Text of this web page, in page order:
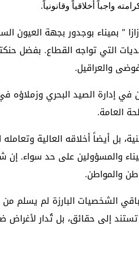
واجباً أخلاقياً وقانونياً.
” بميناء بوجدور بجهة العيون
التي تواجه القطاع. بفضل
والعراقيل.
إدارة الصيد البحري وزملاؤه
العامة.
بل أيضاً أخلاقه العالية
والمسؤولين على حد سواء. إن
والمواطن.
الشخصيات البارزة لم يسلم
إلى حقائق، بل تُدار لأغراض